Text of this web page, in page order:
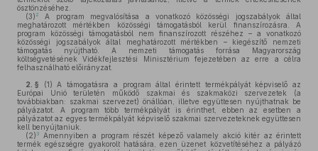
ösztönzéséhez.
(3) 2
A program megvalósítása a vonatkozó közösségi jogszabályok által
meghatározott mértékben közösségi támogatásból kerül finanszírozásra. A
program közösségi támogatásból nem finanszírozott részéhez – a vonatkozó
közösségi jogszabályok által meghatározott mértékben – kiegészítő nemzeti
támogatás nyújtható. A nemzeti támogatás forrása Magyarország
költségvetésének Vidékfejlesztési Minisztérium fejezetében az erre a célra
felhasználható előirányzat.
2. § (1) A támogatásra a program által érintett termékpályát képviselő az
Európai Unió területén működő szakmai és szakmaközi szervezetek (a
továbbiakban: szakmai szervezet) önállóan, illetve együttesen nyújthatnak be
pályázatot. A program több termékpályát is érinthet, ebben az esetben a
pályázatot az egyes termékpályát képviselő szakmai szervezeteknek együttesen
kell benyújtaniuk.
(2) 3
Amennyiben a program részét képező valamely akció kitér az érintett
termék egészségre gyakorolt hatására, ezen üzenet közvetítéséhez a pályázó